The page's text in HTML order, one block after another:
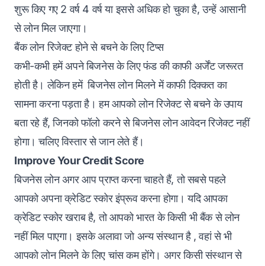
शुरू किए गए 2 वर्ष 4 वर्ष या इससे अधिक हो चुका है, उन्हें आसानी
से लोन मिल जाएगा।
बैंक लोन रिजेक्ट होने से बचने के लिए टिप्स
कभी-कभी हमें अपने बिजनेस के लिए फंड की काफी अर्जेंट जरूरत
होती है। लेकिन हमें बिजनेस लोन मिलने में काफी दिक्कत का
सामना करना पड़ता है। हम आपको लोन रिजेक्ट से बचने के उपाय
बता रहे हैं, जिनको फॉलो करने से बिजनेस लोन आवेदन रिजेक्ट नहीं
होगा। चलिए विस्तार से जान लेते हैं।
Improve Your Credit Score
बिजनेस लोन अगर आप प्राप्त करना चाहते हैं, तो सबसे पहले
आपको अपना क्रेडिट स्कोर इंप्रूव करना होगा। यदि आपका
क्रेडिट स्कोर खराब है, तो आपको भारत के किसी भी बैंक से लोन
नहीं मिल पाएगा। इसके अलावा जो अन्य संस्थान है , वहां से भी
आपको लोन मिलने के लिए चांस कम होंगे। अगर किसी संस्थान से